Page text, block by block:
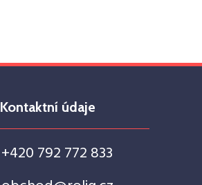
Kontaktní údaje
+420 792 772 833